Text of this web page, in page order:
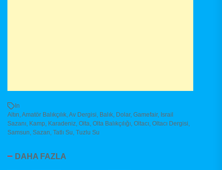
In
Altın Amatör Balıkçılık Av Dergisi Balık Dolar, Gamefair, Israil
Sazanı Kamp Karadeniz Olta Olta Balıkçılığı Oltacı Oltacı Dergisi
Samsun Sazan Tatlı Su Tuzlu Su
DAHA FAZLA